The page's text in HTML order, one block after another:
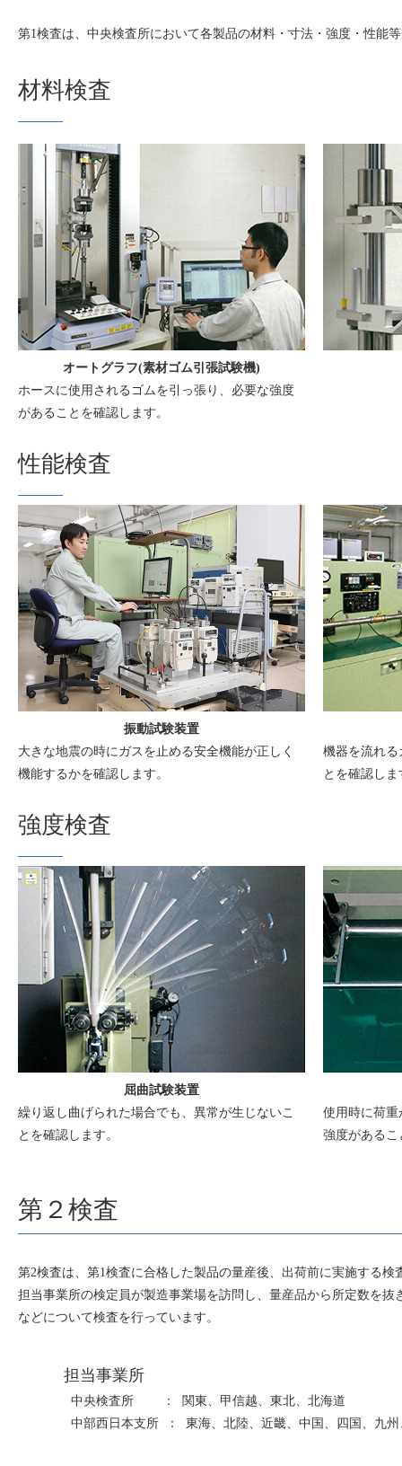
第1検査は、中央検査所において各製品の材料・寸法・強度・性能
材料検査
オートグラフ(素材ゴム引張試験機)
ホースに使用されるゴムを引っ張り、必要な強度
があることを確認します。
性能検査
振動試験装置
大きな地震の時にガスを止める安全機能が正しく
機能するかを確認します。
機器を流れ
とを確認しま
強度検査
屈曲試験装置
繰り返し曲げられた場合でも、異常が生じないこ
とを確認します。
使用時に荷
強度がある
第２検査
第2検査は、第1検査に合格した製品の量産後、出荷前に実施する検
担当事業所の検定員が製造事業場を訪問し、量産品から所定数を
などについて検査を行っています。
担当事業所
中央検査所 ： 関東、甲信越、東北、北海道
中部西日本支所 ： 東海、北陸、近畿、中国、四国、九州